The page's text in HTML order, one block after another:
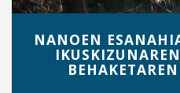
NANOEN